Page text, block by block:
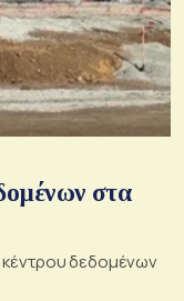
στα
δεδομένων